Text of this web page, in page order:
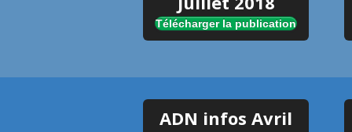
Télécharger la publication
ADN infos Avril